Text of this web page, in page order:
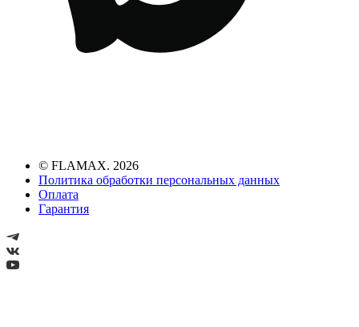
© FLAMAX. 2026
Политика обработки персональных данных
Оплата
Гарантия